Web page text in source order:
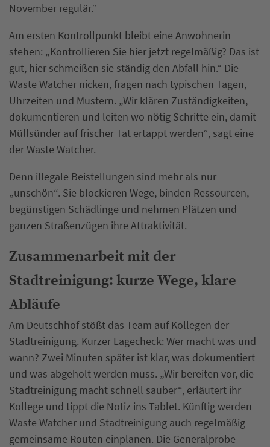
November regulär.“
Am ersten Kontrollpunkt bleibt eine Anwohnerin
stehen: „Kontrollieren Sie hier jetzt regelmäßig? Das ist
gut, hier schmeißen sie ständig den Abfall hin.“ Die
Waste Watcher nicken, fragen nach typischen Tagen,
Uhrzeiten und Mustern. „Wir klären Zuständigkeiten,
dokumentieren und leiten wo nötig Schritte ein, damit
Müllsünder auf frischer Tat ertappt werden“, sagt eine
der Waste Watcher.
Denn illegale Beistellungen sind mehr als nur
„unschön“. Sie blockieren Wege, binden Ressourcen,
begünstigen Schädlinge und nehmen Plätzen und
ganzen Straßenzügen ihre Attraktivität.
Zusammenarbeit mit der
Stadtreinigung: kurze Wege, klare
Abläufe
Am Deutschhof stößt das Team auf Kollegen der
Stadtreinigung. Kurzer Lagecheck: Wer macht was und
wann? Zwei Minuten später ist klar, was dokumentiert
und was abgeholt werden muss. „Wir bereiten vor, die
Stadtreinigung macht schnell sauber“, erläutert ihr
Kollege und tippt die Notiz ins Tablet. Künftig werden
Waste Watcher und Stadtreinigung auch regelmäßig
gemeinsame Routen einplanen. Die Generalprobe